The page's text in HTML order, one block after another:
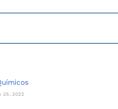
25, 2022